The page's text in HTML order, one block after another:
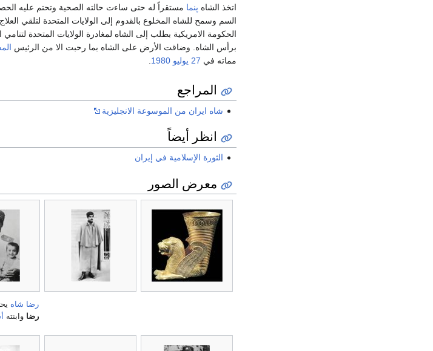
اتخذ الشاه پنما مستقراً له حتى ساءت حالته الصحية وتحتم عليه
السم وسمح للشاه المخلوع بالقدوم إلى الولايات المتحدة لتلقي
الحكومة الامريكية بطلب إلى الشاه لمغادرة الولايات المتحدة
برأس الشاه. وضاقت الأرض على الشاه بما رحبت الا من الرئيس
مماته في 27 يوليو 1980
.
المراجع
شاه ايران من الموسوعة الانجليزية
انظر أيضاً
الثورة الإسلامية في إيران
معرض الصور
رضا شاه
رضا وابنته